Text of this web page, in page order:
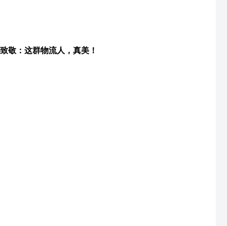
致敬：这群物流人，真美！